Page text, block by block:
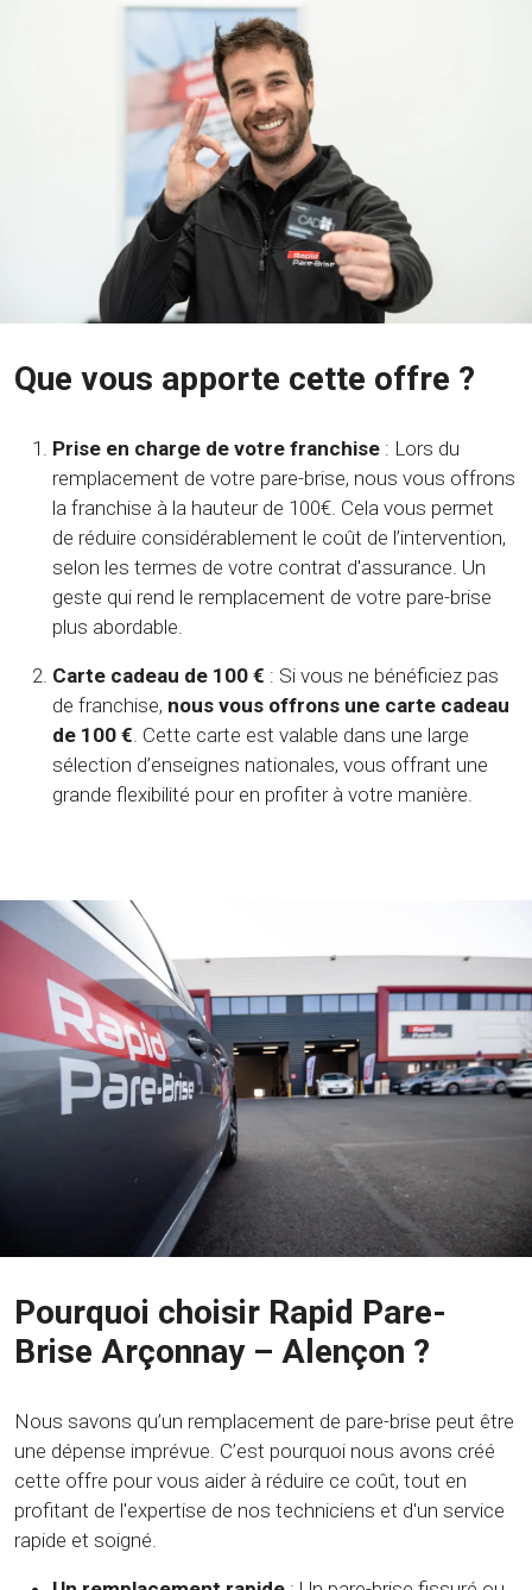
Que vous apporte cette offre ?
Prise en charge de votre franchise : Lors du
remplacement de votre pare-brise, nous vous offrons
la franchise à la hauteur de 100€. Cela vous permet
de réduire considérablement le coût de l’intervention,
selon les termes de votre contrat d'assurance. Un
geste qui rend le remplacement de votre pare-brise
plus abordable.
Carte cadeau de 100 € : Si vous ne bénéficiez pas
de franchise, nous vous offrons une carte cadeau
de 100 €. Cette carte est valable dans une large
sélection d’enseignes nationales, vous offrant une
grande flexibilité pour en profiter à votre manière.
Pourquoi choisir Rapid Pare-
Brise Arçonnay – Alençon ?
Nous savons qu’un remplacement de pare-brise peut être
une dépense imprévue. C’est pourquoi nous avons créé
cette offre pour vous aider à réduire ce coût, tout en
profitant de l'expertise de nos techniciens et d'un service
rapide et soigné.